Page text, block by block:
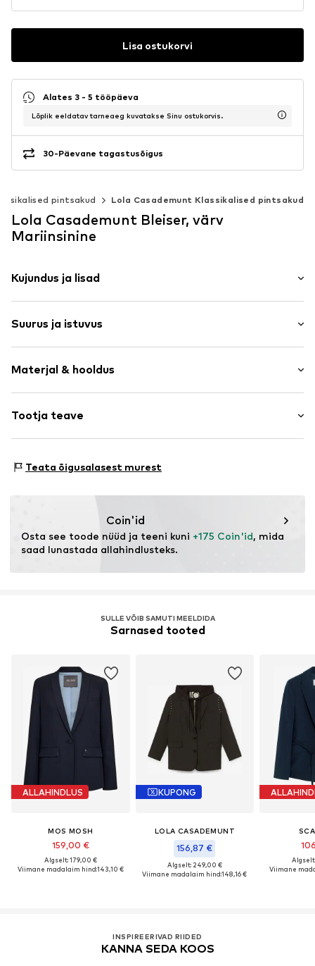
Lisa ostukorvi
Alates 3 - 5 tööpäeva
Lõplik eeldatav tarneaeg kuvatakse Sinu ostukorvis.
30-Päevane tagastusõigus
pintsakud Lola Casademunt Klassikalised pintsakud
Lola Casademunt Bleiser, värv
Mariinsinine
Kujundus ja lisad
Viskoos
Üleulatuv õlaosa
Klapiga tasku
Suurus ja istuvus
Pikkus: Tavaline lõige
Istuvus: Normaalne tegumood
Suuruste tabel
Materjal & hooldus
Koostis: 58% Viskoos, 38% Polüester - PES, 4% Elastaan
Mitte pesta
Tootja teave
75001 PARIS
Teata õigusalasest murest
Coin'id
Osta see toode nüüd ja teeni kuni +175 Coin'id, mida
saad lunastada allahindlusteks.
SULLE VÕIB SAMUTI MEELDIDA
Sarnased tooted
ALLAHINDLUS
MOS MOSH
159,00 €
Algselt: 179,00 €
Viimane madalaim hind:143,10 €
KUPONG
LOLA CASADEMUNT
156,87 €
Algselt: 249,00 €
Viimane madalaim hind:148,16 €
Viimane
INSPIREERIVAD RIIDED
KANNA SEDA KOOS